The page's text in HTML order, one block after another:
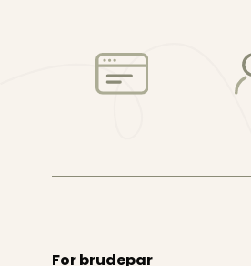
For brudepar